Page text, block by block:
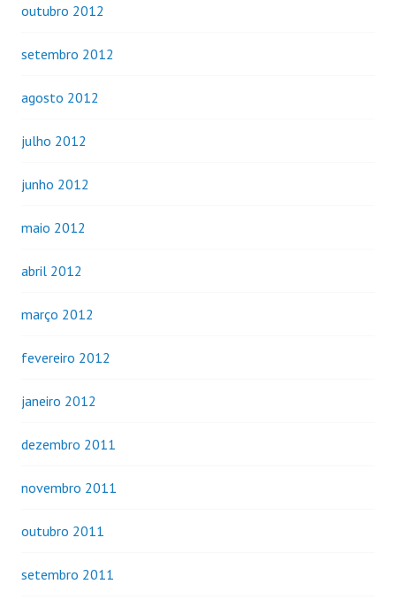
outubro 2012
setembro 2012
agosto 2012
julho 2012
junho 2012
maio 2012
abril 2012
março 2012
fevereiro 2012
janeiro 2012
dezembro 2011
novembro 2011
outubro 2011
setembro 2011